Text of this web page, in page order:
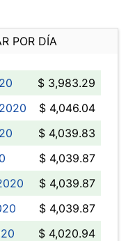
POR DÍA
$ 3,983.29
$ 4,046.04
$ 4,039.83
$ 4,039.87
$ 4,039.87
$ 4,039.87
$ 4,020.94